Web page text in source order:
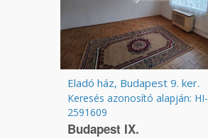
Eladó ház, Budapest 9. ker.
Keresés azonosító alapján: HI-
2591609
Budapest IX.